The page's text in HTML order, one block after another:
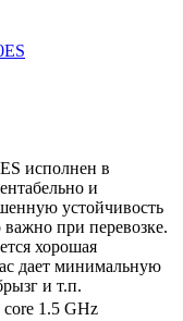
исполнен в
и
устойчивость
при перевозке.
хорошая
дает минимальную
и т.п.
core 1.5 GHz